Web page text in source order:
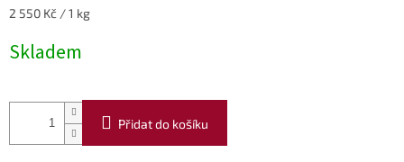
Měrná
2 550 Kč / 1 kg
Skladem
Přidat do košíku